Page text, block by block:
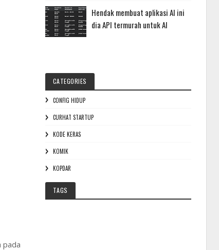
pada
Hendak membuat aplikasi AI ini
dia API termurah untuk AI
CATEGORIES
CONFIG HIDUP
CURHAT STARTUP
KODE KERAS
KOMIK
KOPDAR
TAGS